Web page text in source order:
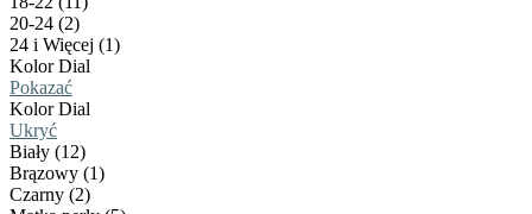
20-24 (2)
24 i Więcej (1)
Kolor Dial
Pokazać
Kolor Dial
Ukryć
Biały (12)
Brązowy (1)
Czarny (2)